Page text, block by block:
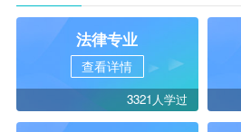
法律专业
查看详情
3321人学过